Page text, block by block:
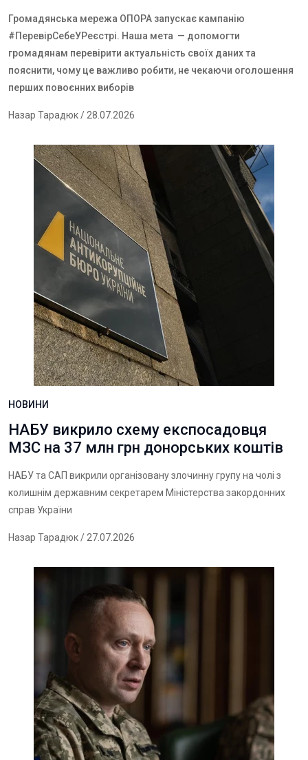
Громадянська мережа ОПОРА запускає кампанію
#ПеревірCебеУРеєстрі. Наша мета — допомогти
громадянам перевірити актуальність своїх даних та
пояснити, чому це важливо робити, не чекаючи оголошення
перших повоєнних виборів
Назар Тарадюк/ 28.07.2026
НОВИНИ
НАБУ викрило схему експосадовця
МЗС на 37 млн грн донорських коштів
НАБУ та САП викрили організовану злочинну групу на чолі з
колишнім державним секретарем Міністерства закордонних
справ України
Назар Тарадюк/ 27.07.2026